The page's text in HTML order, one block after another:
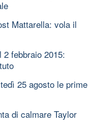
Mattarella: vola il
febbraio 2015:
25 agosto le prime
di calmare Taylor